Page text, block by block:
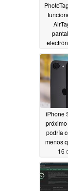
iPhone
podría
menos
16